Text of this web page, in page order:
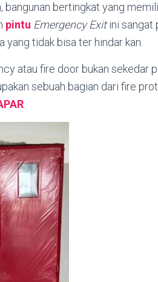
bangunan bertingkat yang
pintu Emergency Exitini sangat
yang tidak bisa ter hindar kan.
atau fire door bukan sekedar
sebuah bagian dari fire